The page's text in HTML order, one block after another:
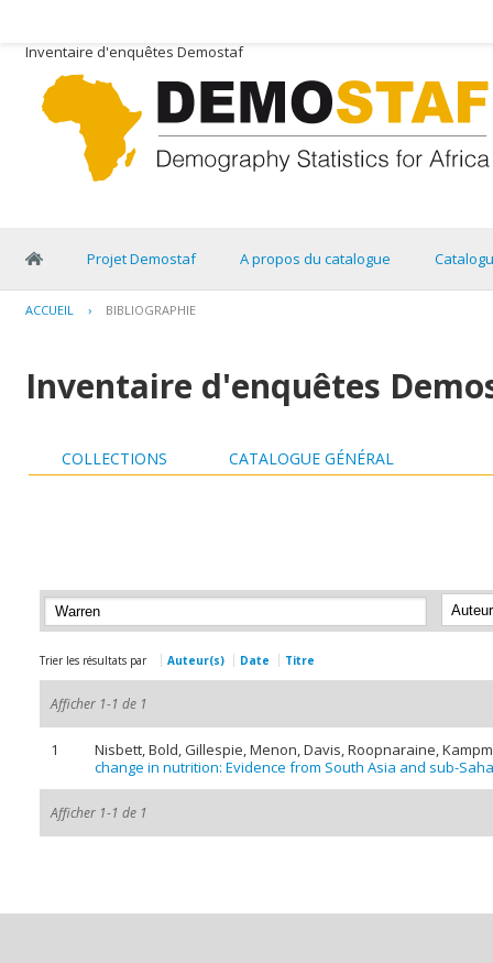
Inventaire d'enquêtes Demostaf
Projet Demostaf A propos du catalogue
ACCUEIL › BIBLIOGRAPHIE
Inventaire d'enquêtes
COLLECTIONS CATALOGUE GÉNÉRAL
Trier les résultats par Auteur(s) Date Titre
Afficher 1-1 de 1
1
Nisbett, Bold, Gillespie, Menon, Davis, Roopnaraine,
change in nutrition: Evidence from South Asia and sub-
Afficher 1-1 de 1